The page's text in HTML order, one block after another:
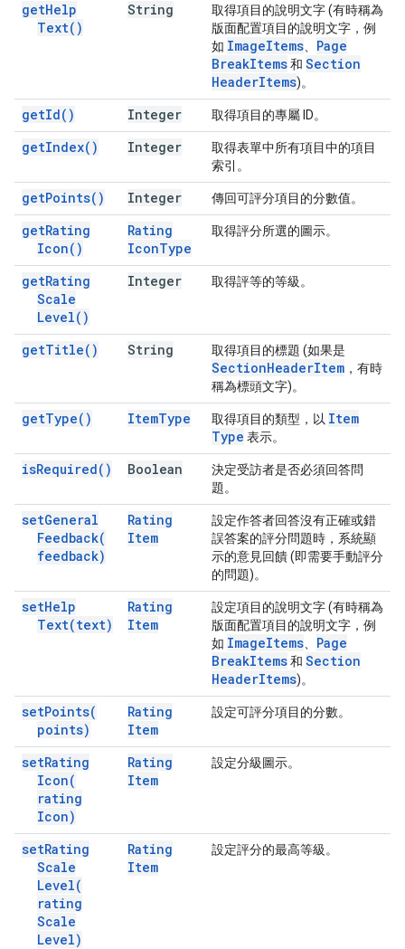
getHelp
Text( )
String
取得項目的說明文字 (有時稱為
版面配置項目的說明文字，例
如 ImageItems
Page
BreakItems和 Section
HeaderItems)。
getId( ) Integer 取得項目的專屬 ID。
getIndex( ) Integer
取得表單中所有項目中的項目
索引。
getPoints( ) Integer 傳回可評分項目的分數值。
getRating
Icon( )
Rating
IconType
取得評分所選的圖示。
getRating
Scale
Level( )
Integer 取得評等的等級。
getTitle( ) String 取得項目的標題 (如果是
SectionHeaderItem ，有時
稱為標頭文字)。
getType( ) ItemType 取得項目的類型，以 Item
Type 表示。
isRequired( ) Boolean
決定受訪者是否必須回答問
題。
setGeneral
Feedback(
feedback)
Rating
Item
設定作答者回答沒有正確或錯
誤答案的評分問題時，系統顯
示的意見回饋 (即需要手動評分
的問題)。
setHelp
Text(text)
Rating
Item
設定項目的說明文字 (有時稱為
版面配置項目的說明文字，例
如 ImageItems
Page
BreakItems和 Section
HeaderItems)。
setPoints(
points)
Rating
Item
設定可評分項目的分數。
setRating
Icon(
rating
Icon)
Rating
Item
設定分級圖示。
setRating
Scale
Level(
rating
Scale
Level)
Rating
Item
設定評分的最高等級。